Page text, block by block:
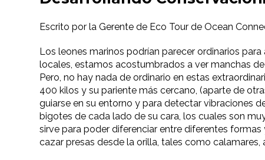
Escrito por la Gerente de Eco Tour de Ocean
Los leones marinos podrían parecer ordinarios
locales, estamos acostumbrados a ver manchas
Pero, no hay nada de ordinario en estas
400 kilos y su pariente más cercano, (aparte de
guiarse en su entorno y para detectar vibraciones
bigotes de cada lado de su cara, los cuales son
sirve para poder diferenciar entre diferentes
cazar presas desde la orilla, tales como